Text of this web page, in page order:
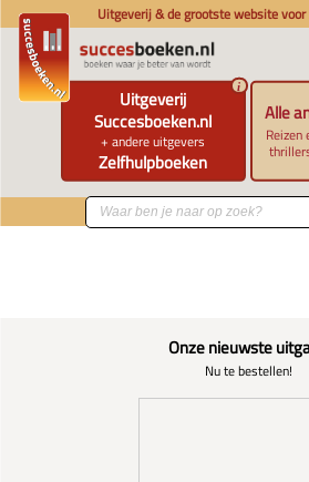
Uitgeverij & de grootste website
Uitgeverij
Succesboeken.nl
+ andere uitgevers
Zelfhulpboeken
i
Alle
Onze nieuwste
Nu te bestellen!